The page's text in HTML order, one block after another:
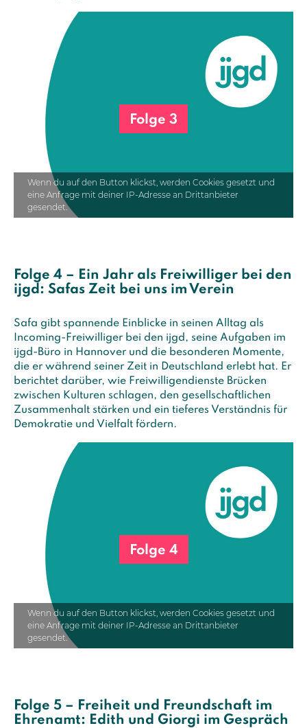
Folge 3
Wenn du auf den Button klickst, werden Cookies gesetzt und
eine Anfrage mit deiner IP-Adresse an Drittanbieter
gesendet.
Folge 4 – Ein Jahr als Freiwilliger bei den
ijgd: Safas Zeit bei uns im Verein
Safa gibt spannende Einblicke in seinen Alltag als
Incoming-Freiwilliger bei den ijgd, seine Aufgaben im
ijgd-Büro in Hannover und die besonderen Momente,
die er während seiner Zeit in Deutschland erlebt hat. Er
berichtet darüber, wie Freiwilligendienste Brücken
zwischen Kulturen schlagen, den gesellschaftlichen
Zusammenhalt stärken und ein tieferes Verständnis für
Demokratie und Vielfalt fördern.
Folge 4
Wenn du auf den Button klickst, werden Cookies gesetzt und
eine Anfrage mit deiner IP-Adresse an Drittanbieter
gesendet.
Folge 5 – Freiheit und Freundschaft im
Ehrenamt: Edith und Giorgi im Gespräch